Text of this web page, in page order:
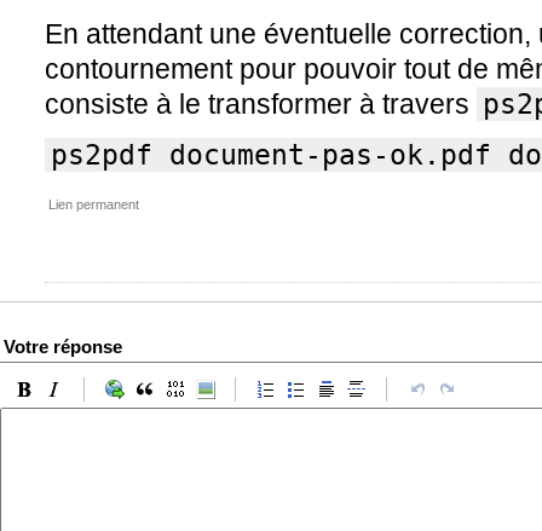
En attendant une éventuelle correction,
contournement pour pouvoir tout de
consiste à le transformer à travers
ps2pdf document-pas-ok.pdf
Lien permanent
Votre réponse